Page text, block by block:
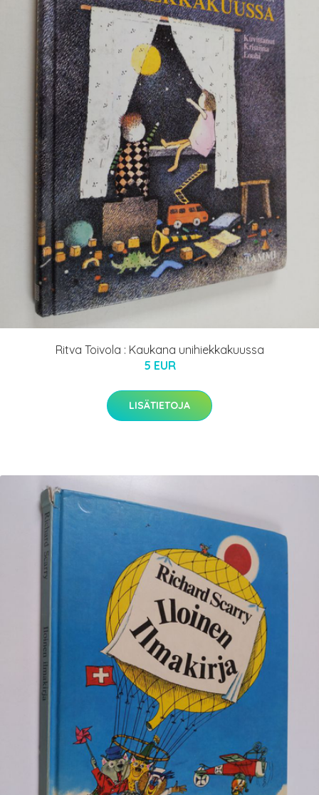
Ritva Toivola : Kaukana unihiekkakuussa
5 EUR
LISÄTIETOJA